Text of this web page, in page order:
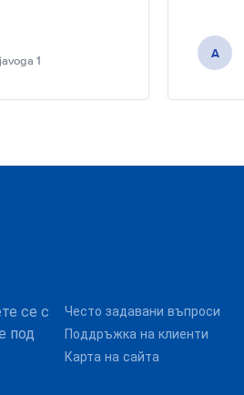
1 A
се с
под
Често задавани въпроси
Поддръжка на клиенти
Карта на сайта